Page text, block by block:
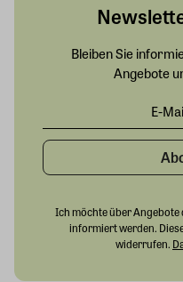
Bleiben Sie
Angebote
Ich möchte über Angebote
informiert werden.
widerrufen.